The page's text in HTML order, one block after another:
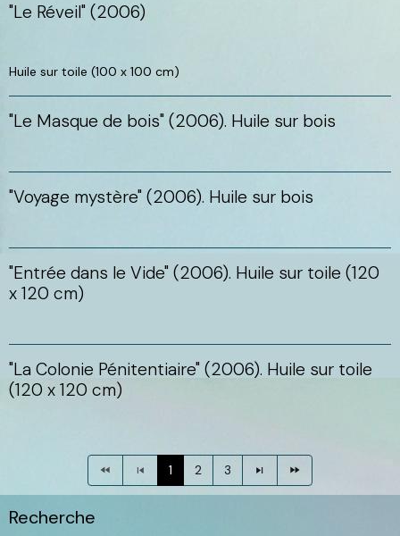
"Le Réveil" (2006)
Huile sur toile (100 x 100 cm)
"Le Masque de bois" (2006). Huile sur bois
"Voyage mystère" (2006). Huile sur bois
"Entrée dans le Vide" (2006). Huile sur toile (120
x 120 cm)
"La Colonie Pénitentiaire" (2006). Huile sur toile
(120 x 120 cm)
1 2 3
Recherche